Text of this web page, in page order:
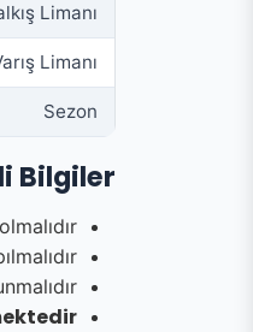
Limanı
Limanı
Sezon
Bilgiler
olmalıdır.